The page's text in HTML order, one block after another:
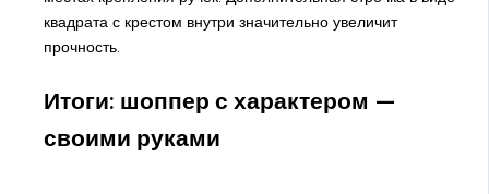
квадрата с крестом внутри значительно увеличит
прочность.
Итоги: шоппер с характером —
своими руками